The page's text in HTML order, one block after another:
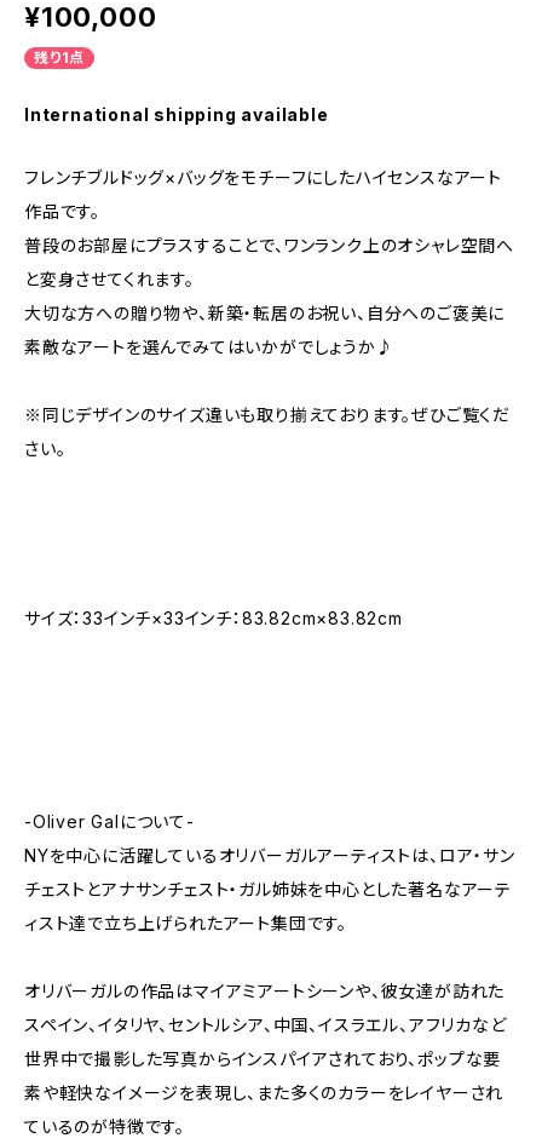
¥100,000
残り1点
International shipping available
フレンチブルドッグ×バッグをモチーフにしたハイセンスなアート
作品です。
普段のお部屋にプラスすることで、ワンランク上のオシャレ空間へ
と変身させてくれます。
大切な方への贈り物や、新築・転居のお祝い、自分へのご褒美に
素敵なアートを選んでみてはいかがでしょうか♪
※同じデザインのサイズ違いも取り揃えております。ぜひご覧くだ
さい。
サイズ：33インチ×33インチ：83.82cm×83.82cm
-Oliver Galについて-
NYを中心に活躍しているオリバーガルアーティストは、ロア・サン
チェストとアナサンチェスト・ガル姉妹を中心とした著名なアーテ
ィスト達で立ち上げられたアート集団です。
オリバーガルの作品はマイアミアートシーンや、彼女達が訪れた
スペイン、イタリヤ、セントルシア、中国、イスラエル、アフリカなど
世界中で撮影した写真からインスパイアされており、ポップな要
素や軽快なイメージを表現し、また多くのカラーをレイヤーされ
ているのが特徴です。